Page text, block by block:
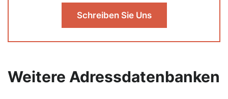
Schreiben Sie Uns
Weitere Adressdatenbanken